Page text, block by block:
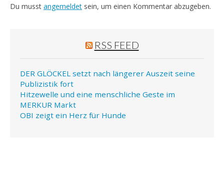
Du musst angemeldet sein, um einen Kommentar abzugeben.
RSS FEED
DER GLÖCKEL setzt nach längerer Auszeit seine
Publizistik fort
Hitzewelle und eine menschliche Geste im
MERKUR Markt
OBI zeigt ein Herz für Hunde